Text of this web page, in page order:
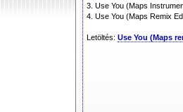
3. Use You (Maps
4. Use You (Maps Remix
Letöltés: Use You (Maps